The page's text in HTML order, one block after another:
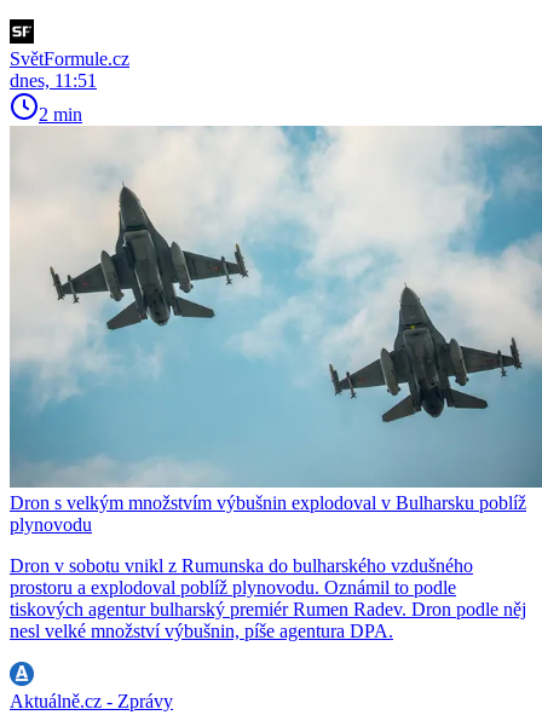
SvětFormule.cz
dnes, 11:51
2 min
Dron s velkým množstvím výbušnin explodoval v Bulharsku poblíž
plynovodu
Dron v sobotu vnikl z Rumunska do bulharského vzdušného
prostoru a explodoval poblíž plynovodu. Oznámil to podle
tiskových agentur bulharský premiér Rumen Radev. Dron podle něj
nesl velké množství výbušnin, píše agentura DPA.
Aktuálně.cz - Zprávy